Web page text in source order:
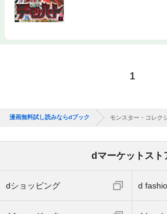
1
漫画無料試し読みならdブック モンスター・コレク
dマーケットスト
dショッピング d